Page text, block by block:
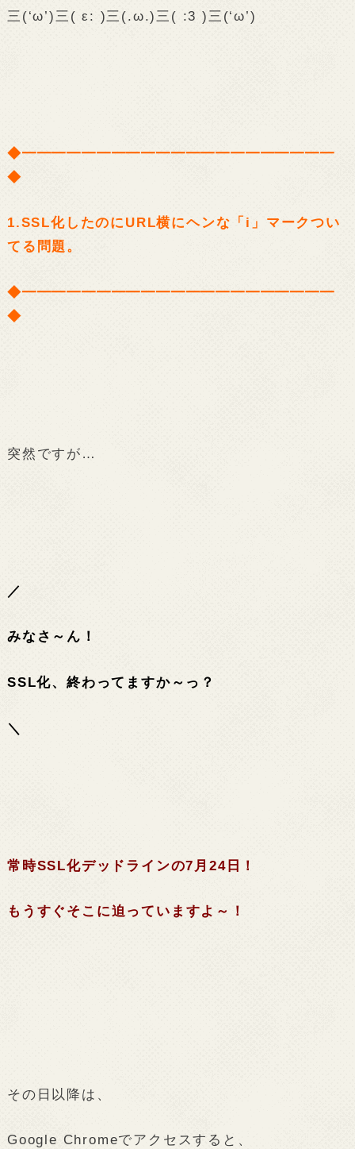
三(‘ω’)三( ε: )三(.ω.)三( :3 )三(‘ω’)
◆━━━━━━━━━━━━━━━━━━━━━
◆
1.SSL化したのにURL横にヘンな「i」マークつい
てる問題。
◆━━━━━━━━━━━━━━━━━━━━━
◆
突然ですが…
／
みなさ～ん！
SSL化、終わってますか～っ？
＼
常時SSL化デッドラインの7 月 24日！
もうすぐそこに迫っていますよ～！
その日以降は、
Google Chromeでアクセスすると、